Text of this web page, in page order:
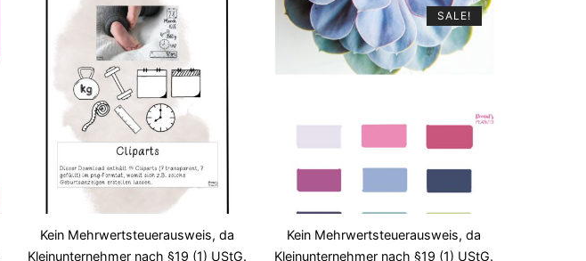
Kein Mehrwertsteuerausweis, da
Kleinunternehmer nach §19 (1) UStG.
SALE!
Kein Mehrwertsteuerausweis, da
Kleinunternehmer nach §19 (1) UStG.